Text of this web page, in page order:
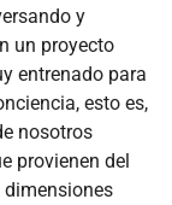
y
un proyecto
entrenado para
esto es,
nosotros
provienen del
dimensiones